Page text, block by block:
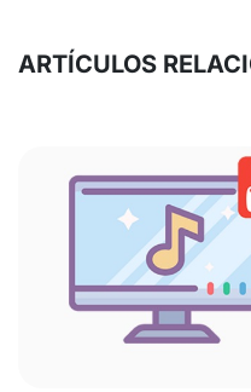
ARTÍCULOS